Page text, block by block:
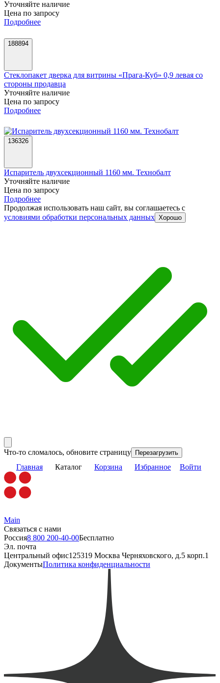
Уточняйте наличие
Цена по запросу
Подробнее
188894
Стеклопакет дверка для витрины «Прага-Куб» 0,9 левая со
стороны продавца
Уточняйте наличие
Цена по запросу
Подробнее
136326
Испаритель двухсекционный 1160 мм. Технобалт
Уточняйте наличие
Цена по запросу
Подробнее
Продолжая использовать наш сайт, вы соглашаетесь c
условиями обработки персональных данных Хорошо
Что-то сломалось, обновите страницу Перезагрузить
Главная Каталог Корзина Избранное Войти
Main
Связаться с нами
Россия8 800 200-40-00Бесплатно
Эл. почта
Центральный офис125319 Москва Черняховского, д.5 корп.1
ДокументыПолитика конфиденциальности